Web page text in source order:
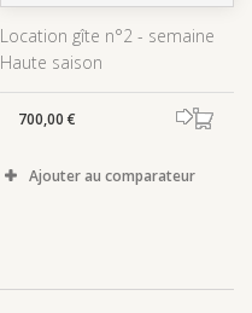
Location gîte n°2 - semaine
Haute saison
700,00 €
Ajouter au comparateur